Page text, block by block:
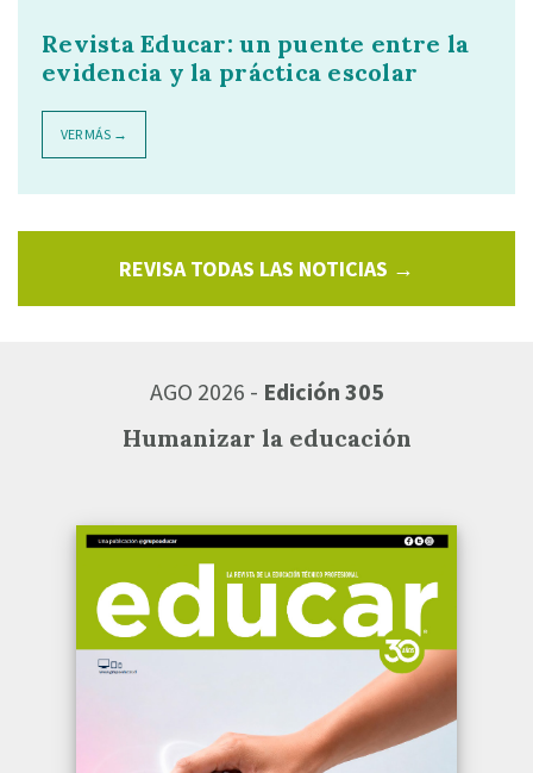
Revista Educar: un puente entre la
evidencia y la práctica escolar
VER MÁS →
REVISA TODAS LAS NOTICIAS →
AGO 2026 - Edición 305
Humanizar la educación